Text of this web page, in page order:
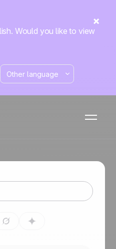
Would you like to view
le
per
vendita